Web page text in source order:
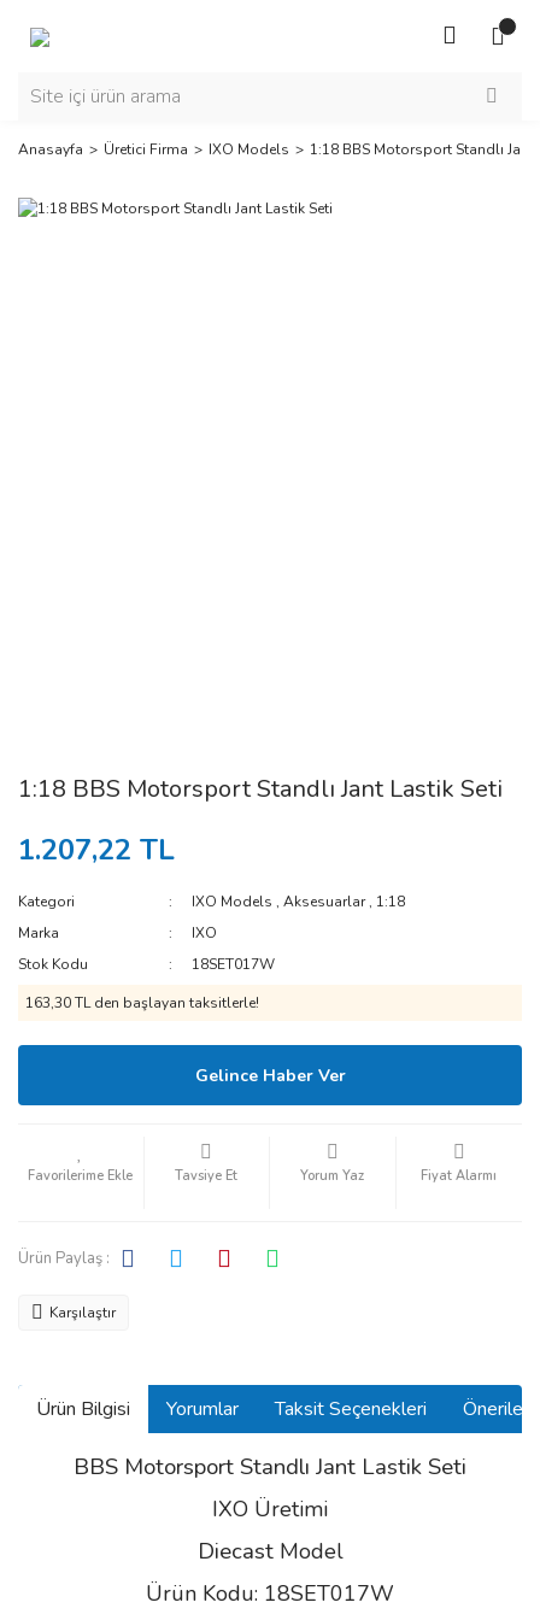
Anasayfa Üretici Firma IXO Models 1:18 BBS Motorsport Standlı Jant
1:18 BBS Motorsport Standlı Jant Lastik Seti
1.207,22 TL
Kategori IXO Models ,Aksesuarlar, 1:18
Marka
IXO
Stok Kodu
18SET017W
163,30 TL den başlayan taksitlerle!
Gelince Haber Ver
Tavsiye Et Yorum Yaz Fiyat Alarmı
Ürün Paylaş :
Karşılaştır
Ürün Bilgisi Yorumlar Taksit Seçenekleri
BBS Motorsport Standlı Jant Lastik Seti
IXO Üretimi
Diecast Model
Ürün Kodu: 18SET017W